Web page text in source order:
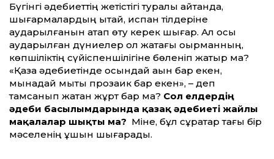
Бүгінгі әдебиеттің жетістігі туралы айтқанда,
шығармалардың қытай, испан тілдеріне
аударылғанын атап өту керек шығар. Ал осы
аударылған дүниелер ол жақтағы оқырманның,
көпшіліктің сүйіспеншілігіне бөленіп жатыр ма?
«Қазақ әдебиетінде осындай ақын бар екен,
мынадай мықты прозаик бар екен», – деп
тамсанып жатқан жұрт бар ма? Сол елдердің
әдеби басылымдарында қазақ әдебиеті жайлы
мақалалар шықты ма? Міне, бұл сұрақтар тағы бір
мәселенің ұшын шығарады.